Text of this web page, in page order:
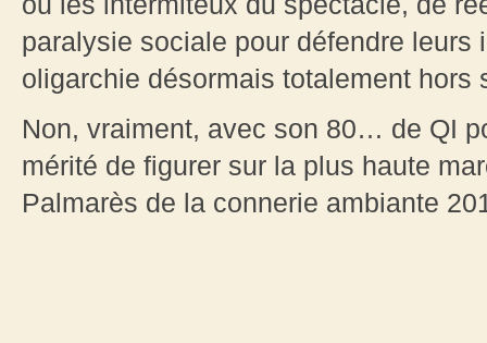
paralysie sociale pour défendre leurs
oligarchie désormais totalement hors
Non, vraiment, avec son 80… de QI
mérité de figurer sur la plus haute
Palmarès de la connerie ambiante